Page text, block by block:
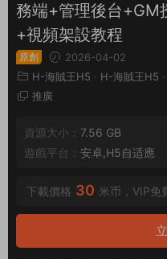
務端+管理後台+GM
+視頻架設教程
原創
2026-04-02
H-海賊王H5 · H-海賊王H5 ·
推廣
資源大小： 7.56 GB
遊戲平台： 安卓,H5自适應
下載價格 30 米币，VIP免